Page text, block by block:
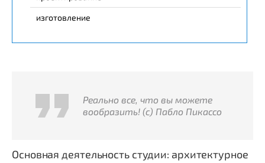
изготовление
Реально все, что вы можете
вообразить! (с) Пабло Пикассо
Основная деятельность студии: архитектурное